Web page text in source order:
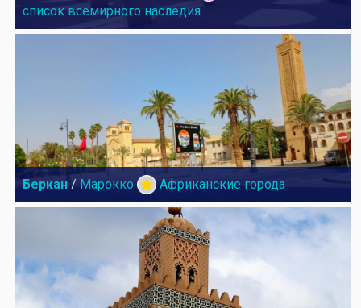
список всемирного наследия
Беркан / Марокко Африканские города